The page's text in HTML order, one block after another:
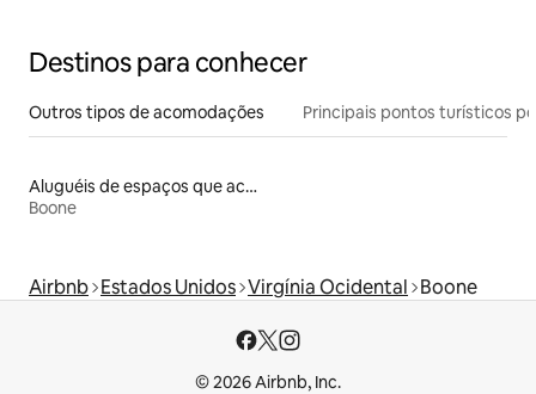
Destinos para conhecer
Outros tipos de acomodações Principais pontos turísticos
Aluguéis de espaços que aceitam animais de estimação
Boone
Airbnb Estados Unidos Virgínia Ocidental Boone
© 2026 Airbnb, Inc.